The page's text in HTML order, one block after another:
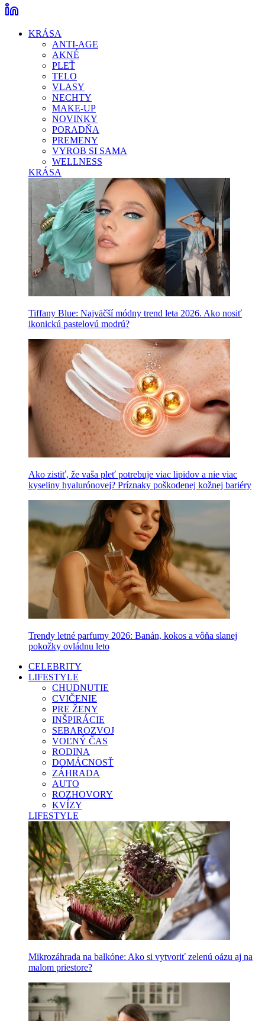
KRÁSA
ANTI-AGE
AKNÉ
PLEŤ
TELO
VLASY
NECHTY
MAKE-UP
NOVINKY
PORADŇA
PREMENY
VYROB SI SAMA
WELLNESS
KRÁSA
Tiffany Blue: Najväčší módny trend leta 2026. Ako nosiť
ikonickú pastelovú modrú?
Ako zistiť, že vaša pleť potrebuje viac lipidov a nie viac
kyseliny hyalurónovej? Príznaky poškodenej kožnej bariéry
Trendy letné parfumy 2026: Banán, kokos a vôňa slanej
pokožky ovládnu leto
CELEBRITY
LIFESTYLE
CHUDNUTIE
CVIČENIE
PRE ŽENY
INŠPIRÁCIE
SEBAROZVOJ
VOĽNÝ ČAS
RODINA
DOMÁCNOSŤ
ZÁHRADA
AUTO
ROZHOVORY
KVÍZY
LIFESTYLE
Mikrozáhrada na balkóne: Ako si vytvoriť zelenú oázu aj na
malom priestore?